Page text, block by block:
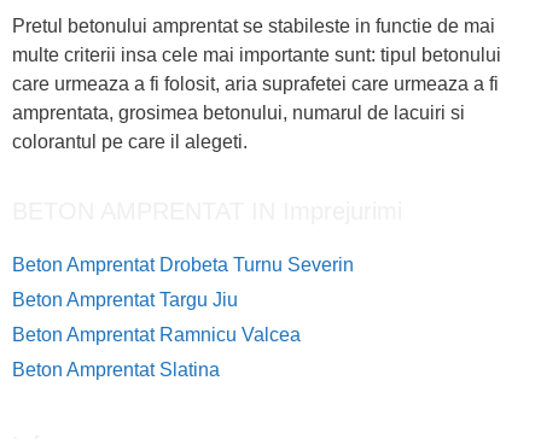
Pretul betonului amprentat se stabileste in functie de mai
multe criterii insa cele mai importante sunt: tipul betonului
care urmeaza a fi folosit, aria suprafetei care urmeaza a fi
amprentata, grosimea betonului, numarul de lacuiri si
colorantul pe care il alegeti.
Beton Amprentat Drobeta Turnu Severin
Beton Amprentat Targu Jiu
Beton Amprentat Ramnicu Valcea
Beton Amprentat Slatina